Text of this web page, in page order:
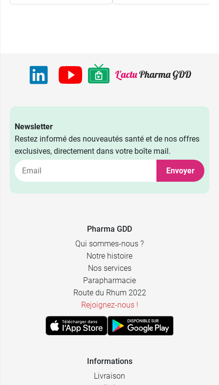
Newsletter
Restez informé des nouveautés santé et de nos offres
exclusives, directement dans votre boîte mail.
Envoyer
Pharma GDD
Qui sommes-nous ?
Notre histoire
Nos services
Parapharmacie
Route du Rhum 2022
Rejoignez-nous !
Informations
Livraison